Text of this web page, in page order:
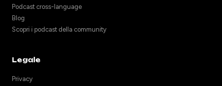
Podcast cross-language
Blog
Scopri i podcast della community
Legale
Privacy